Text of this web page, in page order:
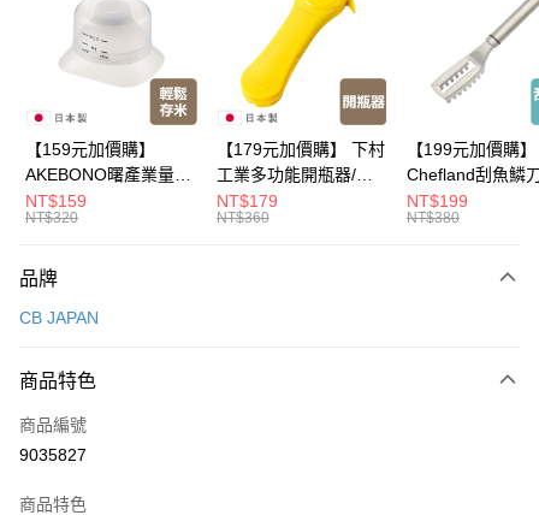
Apple Pay
Google Pay
全盈+PAY
大哥付你分期
【大哥付你分期使用說明】
2.付款方式選擇「大哥付你分期」，訂單成立後會自動跳轉到大哥付的交易
成交易。
3.實際核准額度、可分期數及費用金額請依後續交易確認頁面所載為準。
4.訂單成立30分鐘內，如未前往確認交易或遇審核未通過，訂單將自動取
消。如遇「轉專審核」未通過狀況，表示未達大哥付你分期系統評分，恕無
法說明評估內容。
1.分期款項不併入電信帳單，「大哥付你分期」於每月結算日後寄送繳費提
每筆NT$100，滿NT$499(含以上)免運費
每筆NT$100，滿NT$499(含以上)免運費
【159元加價購】
AKEBONO曙產業量米
杯漏斗組(白)/量米杯/
米桶/量米用具/任二件8
NT$159
NT$320
【179元加價購】 下村
工業多功能開瓶器/開
瓶器/餐廚用品/料理道
具/任二件8折
NT$179
NT$360
【199元加價購】
Chefland刮魚鱗
魚鱗器/廚房用品/
道具/任二件8折
NT$199
NT$380
品牌
CB JAPAN
商品特色
商品編號
9035827
商品特色